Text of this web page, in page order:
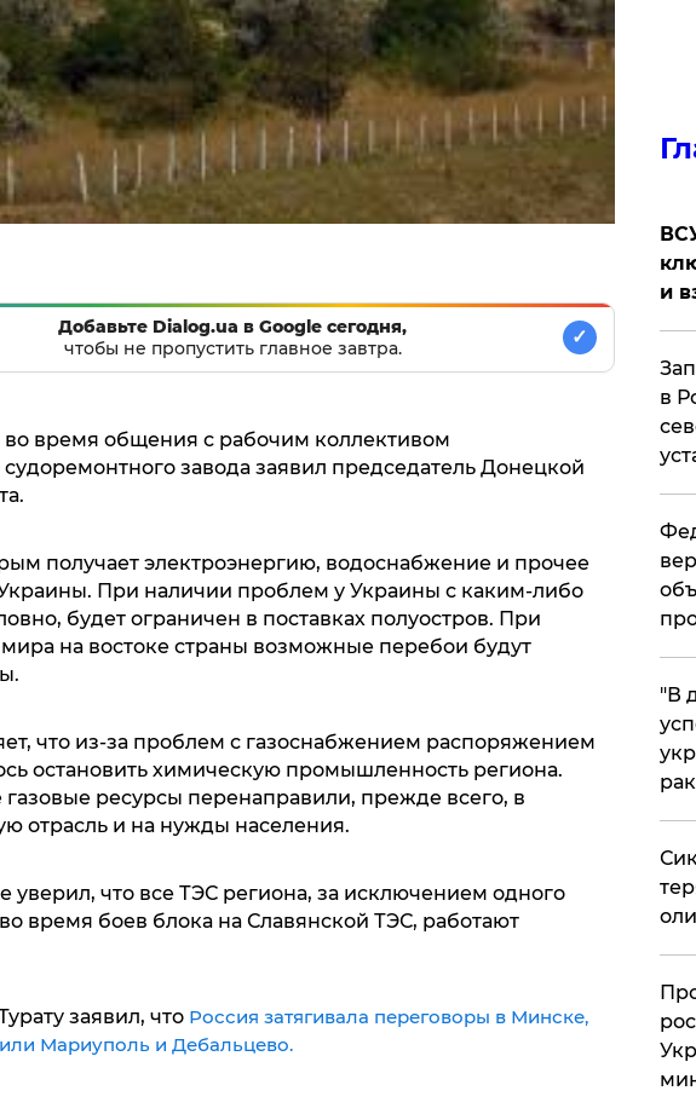
Добавьте Dialog.ua в Google сегодня,
чтобы не пропустить главное завтра.
✓
во время общения с рабочим коллективом
завода заявил председатель Донецкой
получает электроэнергию, водоснабжение и прочее
При наличии проблем у Украины с каким-либо
будет ограничен в поставках полуостров. При
на востоке страны возможные перебои будут
что из-за проблем с газоснабжением распоряжением
остановить химическую промышленность региона.
ресурсы перенаправили, прежде всего, в
отрасль и на нужды населения.
уверил, что все ТЭС региона, за исключением одного
время боев блока на Славянской ТЭС, работают
заявил, что Россия затягивала переговоры в Минске,
Мариуполь и Дебальцево.
и
в
​"В